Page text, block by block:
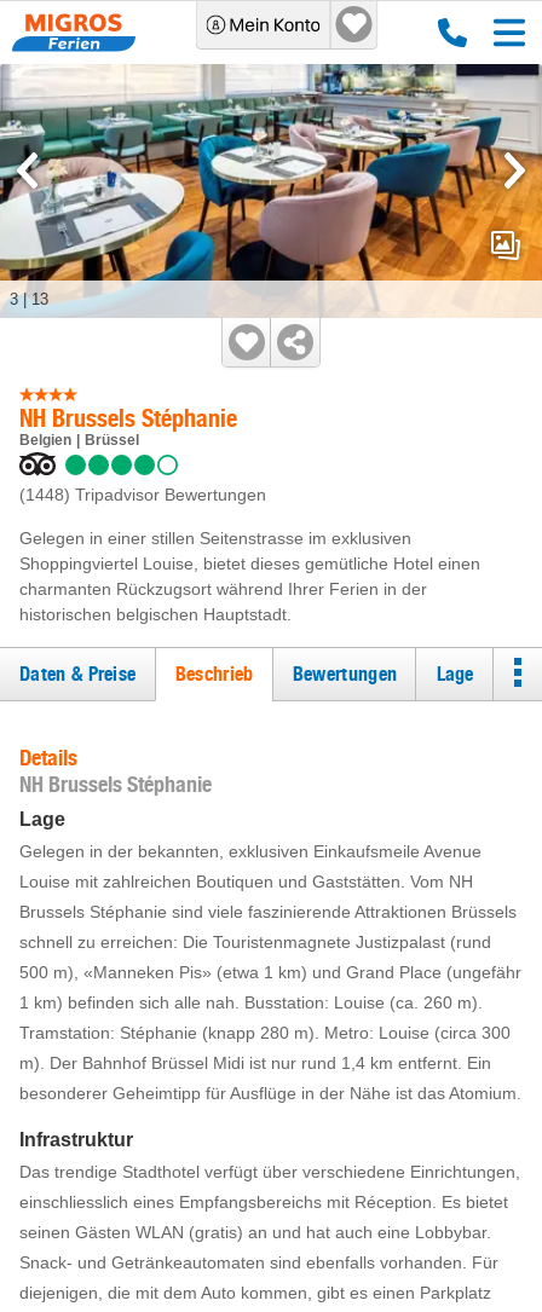
NH Brussels Stéphanie
Belgien Brüssel
(1448) Tripadvisor Bewertungen
Gelegen in einer stillen Seitenstrasse im exklusiven
Shoppingviertel Louise, bietet dieses gemütliche Hotel einen
charmanten Rückzugsort während Ihrer Ferien in der
historischen belgischen Hauptstadt.
3|13
Daten & Preise Beschrieb Bewertungen Lage
Details
NH Brussels Stéphanie
Lage
Gelegen in der bekannten, exklusiven Einkaufsmeile Avenue
Louise mit zahlreichen Boutiquen und Gaststätten. Vom NH
Brussels Stéphanie sind viele faszinierende Attraktionen Brüssels
schnell zu erreichen: Die Touristenmagnete Justizpalast (rund
500 m), «Manneken Pis» (etwa 1 km) und Grand Place (ungefähr
1 km) befinden sich alle nah. Busstation: Louise (ca. 260 m).
Tramstation: Stéphanie (knapp 280 m). Metro: Louise (circa 300
m). Der Bahnhof Brüssel Midi ist nur rund 1,4 km entfernt. Ein
besonderer Geheimtipp für Ausflüge in der Nähe ist das Atomium.
Infrastruktur
Das trendige Stadthotel verfügt über verschiedene Einrichtungen,
einschliesslich eines Empfangsbereichs mit Réception. Es bietet
seinen Gästen WLAN (gratis) an und hat auch eine Lobbybar.
Snack- und Getränkeautomaten sind ebenfalls vorhanden. Für
diejenigen, die mit dem Auto kommen, gibt es einen Parkplatz